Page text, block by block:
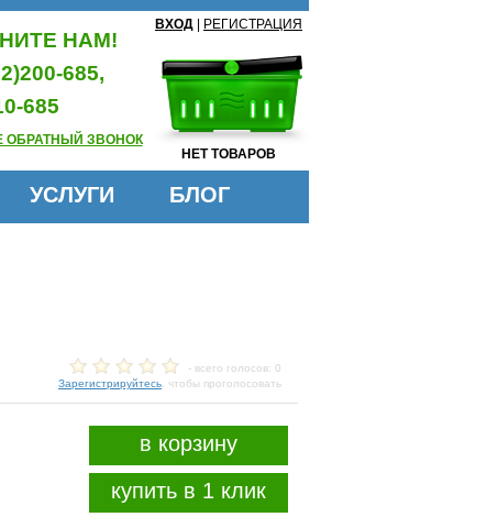
НАМ!
685,
685
ОБРАТНЫЙ ЗВОНОК
ВХОД РЕГИСТРАЦИЯ
НЕТ ТОВАРОВ
УСЛУГИ БЛОГ
- всего голосов: 0
Зарегистрируйтесь , чтобы проголосовать
в корзину
купить в 1 клик